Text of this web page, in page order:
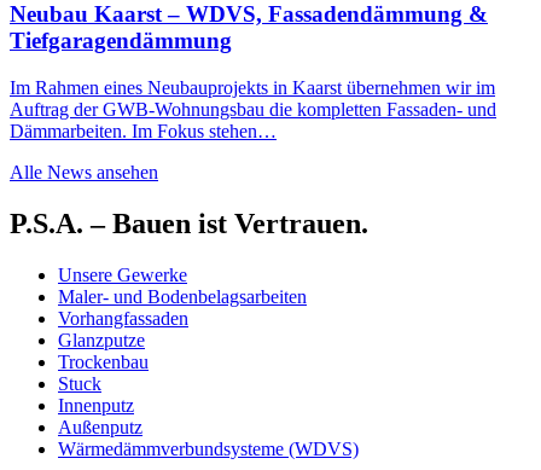
Neubau Kaarst – WDVS, Fassadendämmung &
Tiefgaragendämmung
Im Rahmen eines Neubauprojekts in Kaarst übernehmen wir im
Auftrag der GWB-Wohnungsbau die kompletten Fassaden- und
Dämmarbeiten. Im Fokus stehen…
Alle News ansehen
P.S.A. – Bauen ist Vertrauen.
Unsere Gewerke
Maler- und Bodenbelagsarbeiten
Vorhangfassaden
Glanzputze
Trockenbau
Stuck
Innenputz
Außenputz
Wärmedämmverbundsysteme (WDVS)